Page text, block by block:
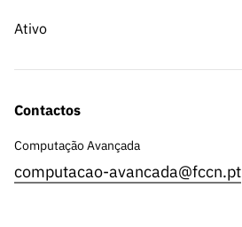
Ativo
Contactos
Computação Avançada
computacao-avancada@fccn.pt